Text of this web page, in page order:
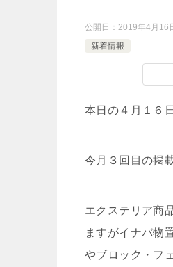
公開日： 2019年4月16
新着情報
本日の４月１６
今月３回目の掲
エクステリア商
ますがイナバ物
やブロック・フ